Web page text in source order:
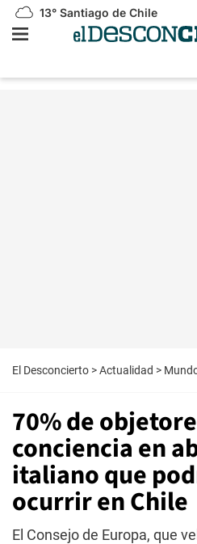
13° Santiago de Chile
El Desconcierto >Actualidad >
70% de
conciencia en
italiano que
ocurrir en Chile
El Consejo de Europa, que